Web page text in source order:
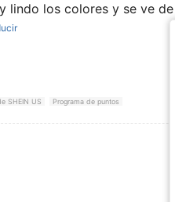
lindo los colores y se ve
SHEIN US Programa de puntos